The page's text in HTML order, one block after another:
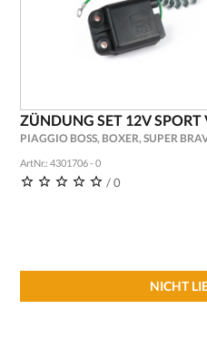
ZÜNDUNG SET 12V SPORT
PIAGGIO BOSS, BOXER, SUPER
ArtNr.: 4301706 - 0
/ 0
NICHT